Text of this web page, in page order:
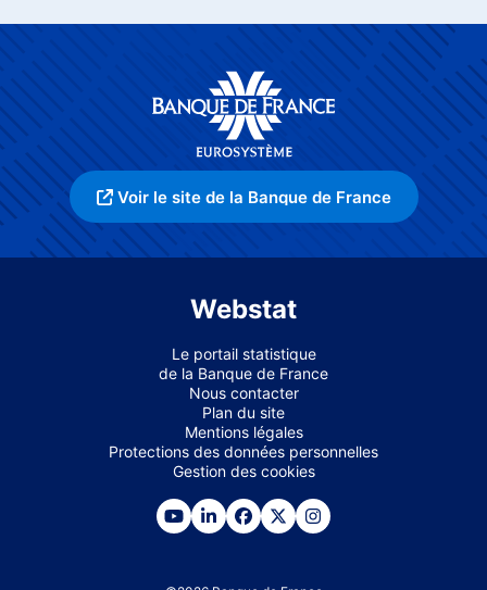
Voir le site de la Banque de France
Webstat
Le portail statistique
de la Banque de France
Nous contacter
Plan du site
Mentions légales
Protections des données personnelles
Gestion des cookies